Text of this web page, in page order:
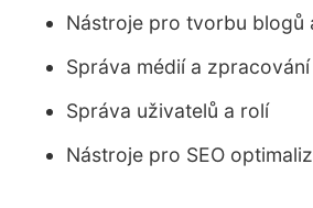
11.3. Důsledky ukončení
12. Mezinárodní použití
12.1.
Globální dostupnost
Řešení sporů
Nástroje pro tvorbu blogů
Správa médií a
Správa uživatelů a rolí
Nástroje pro SEO